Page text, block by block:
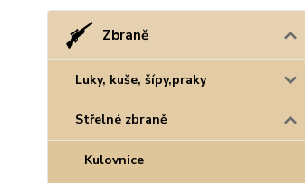
Zbraně
Luky, kuše, šípy,praky
Střelné zbraně
Kulovnice